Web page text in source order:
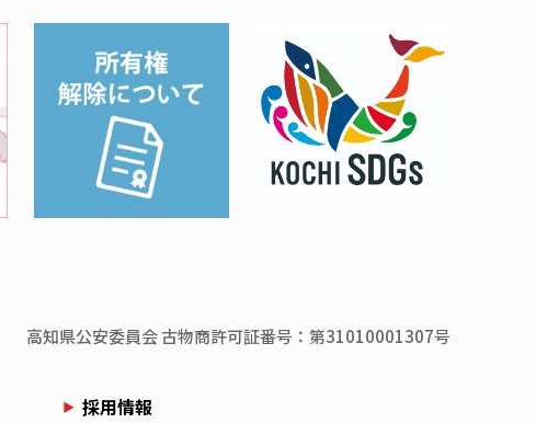
高知県公安委員会古物商許可証番号：第31010001307号
採用情報